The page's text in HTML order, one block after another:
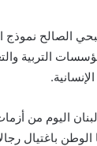
الصالح نموذج
التربية
اليوم من
باغتيال